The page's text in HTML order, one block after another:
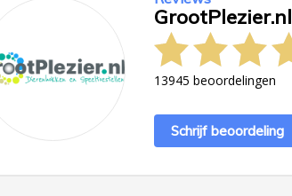
GrootPlezier.nl
13945 beoordelingen
Schrijf beoordeling